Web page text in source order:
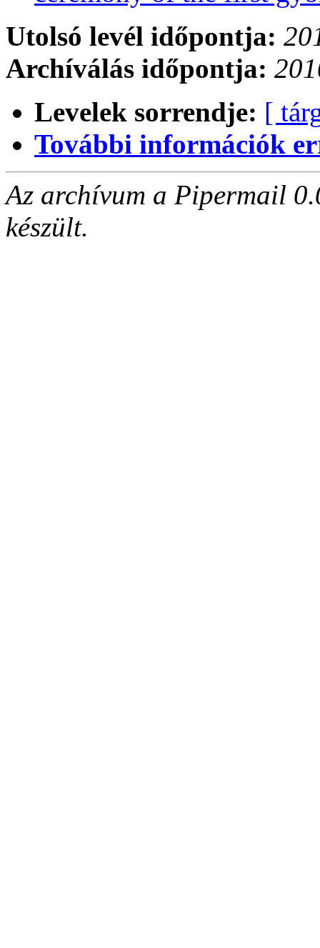
Utolsó levél időpontja:
Archíválás időpontja:
Levelek sorrendje: [
További információk
Az archívum a Pipermail
készült.